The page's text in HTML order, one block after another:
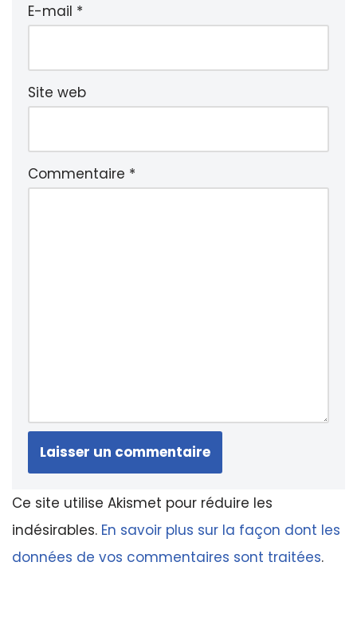
E-mail *
Site web
Commentaire *
Ce site utilise Akismet pour réduire les
indésirables. En savoir plus sur la façon dont les
données de vos commentaires sont traitées.